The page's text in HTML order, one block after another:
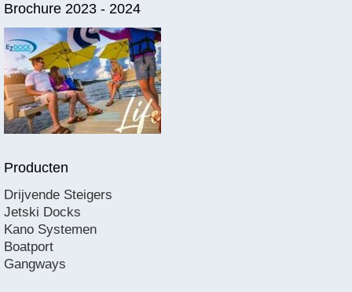
Brochure 2023 - 2024
Producten
Drijvende Steigers
Jetski Docks
Kano Systemen
Boatport
Gangways